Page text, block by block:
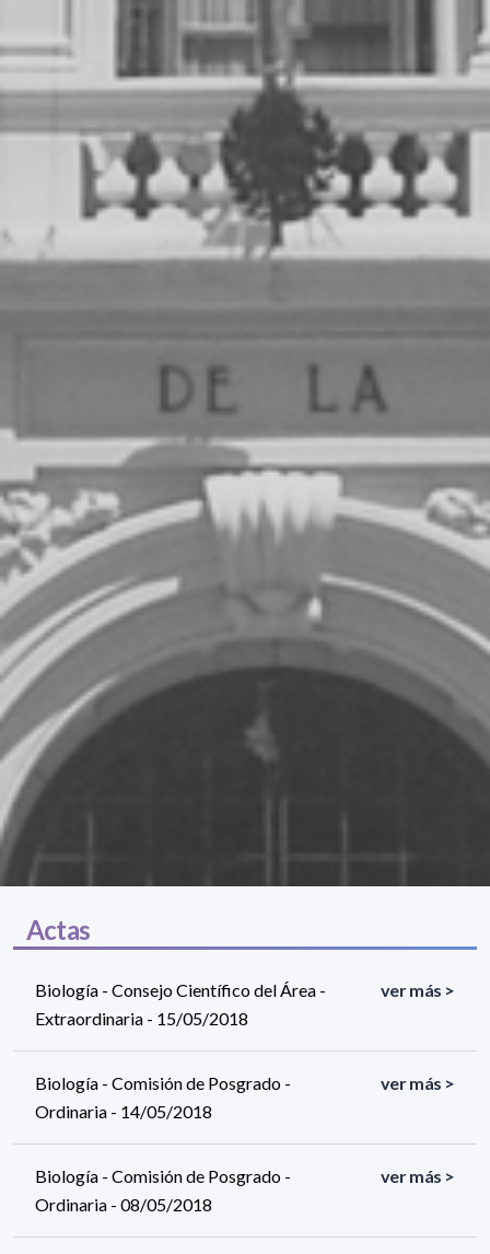
Actas
Biología - Consejo Científico del Área -
Extraordinaria - 15/05/2018
ver más >
Biología - Comisión de Posgrado -
Ordinaria - 14/05/2018
ver más >
Biología - Comisión de Posgrado -
Ordinaria - 08/05/2018
ver más >